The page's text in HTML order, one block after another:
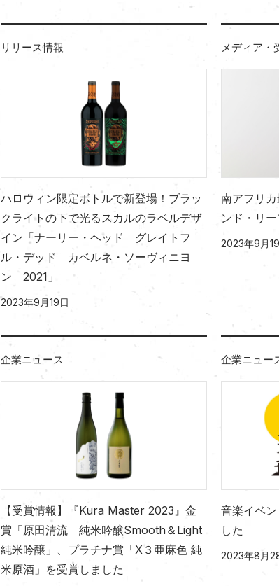
リリース情報
ハロウィン限定ボトルで新登場！ブラッ
クライトの下で光るスカルのラベルデザ
イン「ナーリー・ヘッド グレイトフ
ル・デッド カベルネ・ソーヴィニヨ
ン 2021」
2023年9月19日
メディア・
南アフリ
ンド・リ
2023年9月
企業ニュース
【受賞情報】『Kura Master 2023』金
賞「原田清流 純米吟醸Smooth＆Light
純米吟醸」、プラチナ賞「X３亜麻色 純
米原酒」を受賞しました
企業ニュー
音楽イベ
した
2023年8月